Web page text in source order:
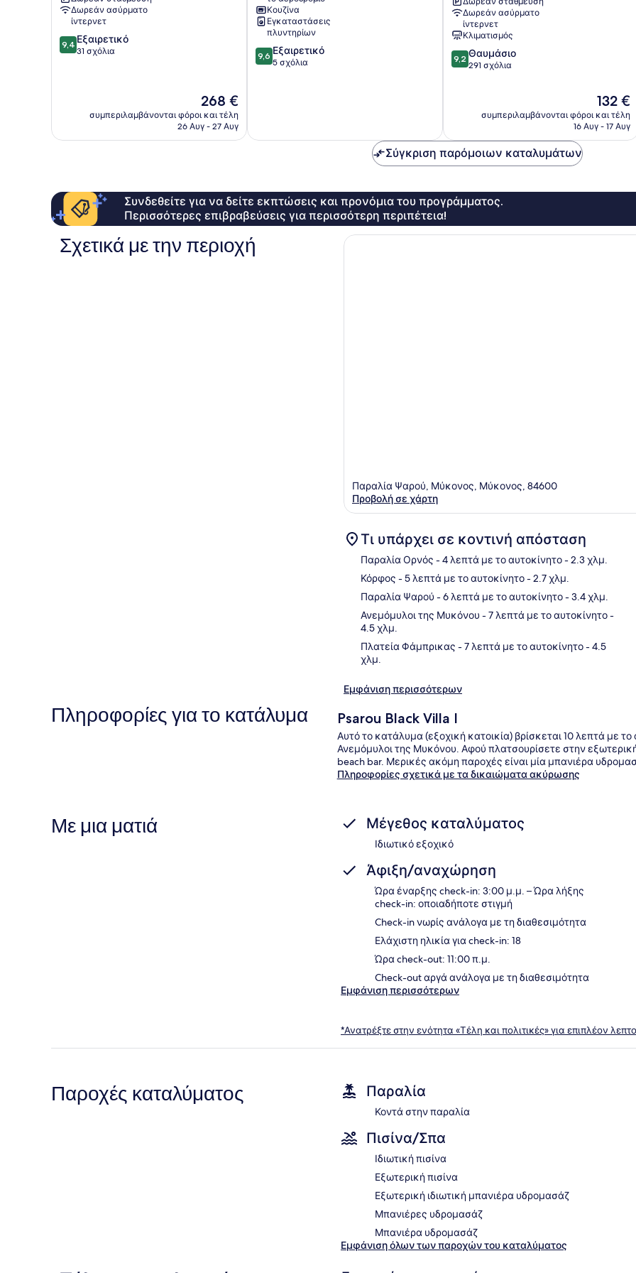
Δωρεάν ασύρματο
ίντερνετ
9.4
στα
9,4 Εξαιρετικό
31 σχόλια
Η
τιμή
είναι
268 €
συμπεριλαμβάνονται φόροι και τέλη
26 Αυγ - 27 Αυγ
Κουζίνα
Εγκαταστάσεις
πλυντηρίων
9.6
στα
9,6 Εξαιρετικό
5 σχόλια
Δωρεάν ασύρματο
ίντερνετ
Κλιματισμός
9.2
στα
σχόλια
9,2 Θαυμάσιο
291 σχόλια
Η
τιμή
είναι
132 €
συμπεριλαμβάνονται φόροι και τέλη
16 Αυγ - 17 Αυγ
Σύγκριση παρόμοιων καταλυμάτων
Συνδεθείτε για να δείτε εκπτώσεις και προνόμια του προγράμματος.
Περισσότερες επιβραβεύσεις για περισσότερη περιπέτεια!
Σχετικά με την περιοχή
Παραλία Ψαρού, Μύκονος, Μύκονος, 84600
Προβολή σε χάρτη
Τι υπάρχει σε κοντινή απόσταση
Παραλία Ορνός - 4 λεπτά με το αυτοκίνητο- 2.3 χλμ.
Κόρφος - 5 λεπτά με το αυτοκίνητο- 2.7 χλμ.
Παραλία Ψαρού - 6 λεπτά με το αυτοκίνητο- 3.4 χλμ.
Ανεμόμυλοι της Μυκόνου - 7 λεπτά με το αυτοκίνητο-
4.5 χλμ.
Πλατεία Φάμπρικας - 7 λεπτά με το αυτοκίνητο- 4.5
χλμ.
Εμφάνιση περισσότερων
Πληροφορίες για το κατάλυμα Psarou Black Villa I
Αυτό το κατάλυμα (εξοχική κατοικία) βρίσκεται 10 λεπτά με
Ανεμόμυλοι της Μυκόνου. Αφού πλατσουρίσετε στην
beach bar. Μερικές ακόμη παροχές είναι μία μπανιέρα
Πληροφορίες σχετικά με τα δικαιώματα ακύρωσης
Με μια ματιά Μέγεθος καταλύματος
Ιδιωτικό εξοχικό
Άφιξη/αναχώρηση
Ώρα έναρξης check-in: 3:00 μ.μ. – Ώρα λήξης
check-in: οποιαδήποτε στιγμή
Check-in νωρίς ανάλογα με τη διαθεσιμότητα
Ελάχιστη ηλικία για check-in: 18
Ώρα check-out: 11:00 π.μ.
Check-out αργά ανάλογα με τη διαθεσιμότητα
Εμφάνιση περισσότερων
*Ανατρέξτε στην ενότητα «Τέλη και πολιτικές» για επιπλέον
Παροχές καταλύματος Παραλία
Κοντά στην παραλία
Πισίνα/Σπα
Ιδιωτική πισίνα
Εξωτερική πισίνα
Εξωτερική ιδιωτική μπανιέρα υδρομασάζ
Μπανιέρες υδρομασάζ
Μπανιέρα υδρομασάζ
Εμφάνιση όλων των παροχών του καταλύματος